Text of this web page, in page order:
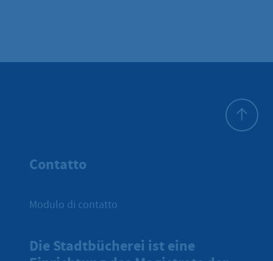
Contatto
Modulo di contatto
Die Stadtbücherei ist eine